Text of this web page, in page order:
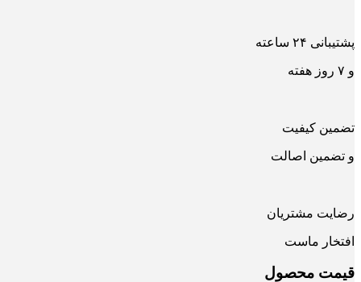
پشتیبانی ۲۴ ساعته
و ۷ روز هفته
تضمین کیفیت
و تضمین اصالت
رضایت مشتریان
افتخار ماست
قیمت محصول